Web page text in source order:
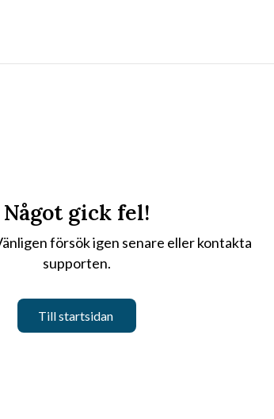
Något gick fel!
försök igen senare eller kontakta
supporten.
Till startsidan